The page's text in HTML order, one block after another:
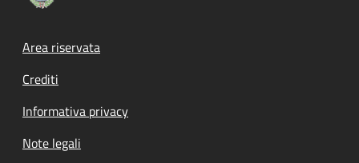
Footer menu
Area riservata
Crediti
Informativa privacy
Note legali